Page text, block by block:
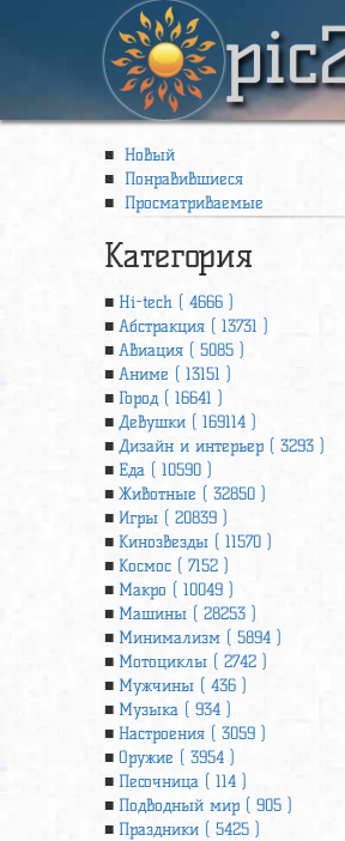
Новый
Понравившиеся
Просматриваемые
Категория
Hi-tech ( 4666 )
Абстракция ( 13731 )
Авиация ( 5085 )
Аниме ( 13151 )
Город ( 16641 )
Девушки ( 169114 )
Дизайн и интерьер ( 3293 )
Еда ( 10590 )
Животные ( 32850 )
Игры ( 20839 )
Кинозвезды ( 11570 )
Космос ( 7152 )
Макро ( 10049 )
Машины ( 28253 )
Минимализм ( 5894 )
Мотоциклы ( 2742 )
Мужчины ( 436 )
Музыка ( 934 )
Настроения ( 3059 )
Оружие ( 3954 )
Песочница ( 114 )
Подводный мир ( 905 )
Праздники ( 5425 )